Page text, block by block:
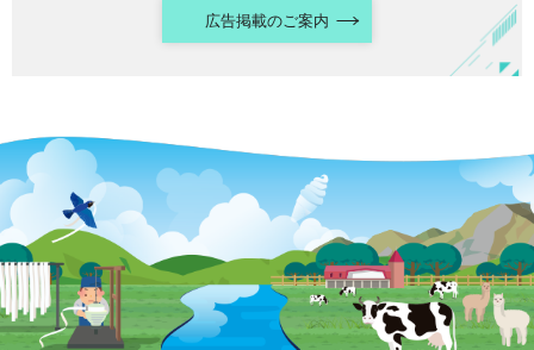
広告掲載のご案内